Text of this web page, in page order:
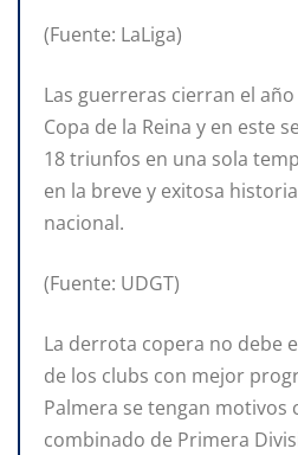
(Fuente: LaLiga)
Las guerreras cierran el
Copa de la Reina y en este
18 triunfos en una sola
en la breve y exitosa
nacional.
(Fuente: UDGT)
La derrota copera no debe
de los clubs con mejor
Palmera se tengan
combinado de Primera